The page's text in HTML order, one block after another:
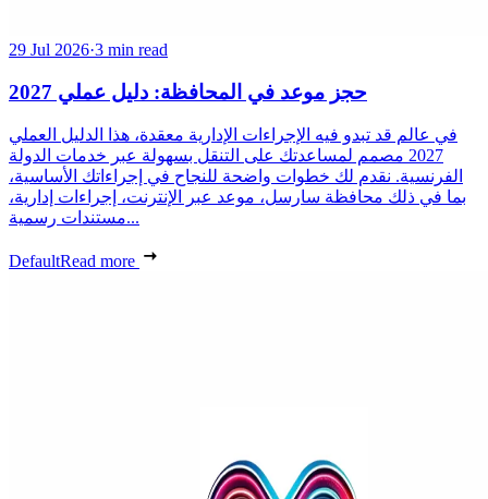
29 Jul 2026·3 min read
حجز موعد في المحافظة: دليل عملي 2027
في عالم قد تبدو فيه الإجراءات الإدارية معقدة، هذا الدليل العملي
2027 مصمم لمساعدتك على التنقل بسهولة عبر خدمات الدولة
الفرنسية. نقدم لك خطوات واضحة للنجاح في إجراءاتك الأساسية،
بما في ذلك محافظة سارسل، موعد عبر الإنترنت، إجراءات إدارية،
مستندات رسمية...
DefaultRead more